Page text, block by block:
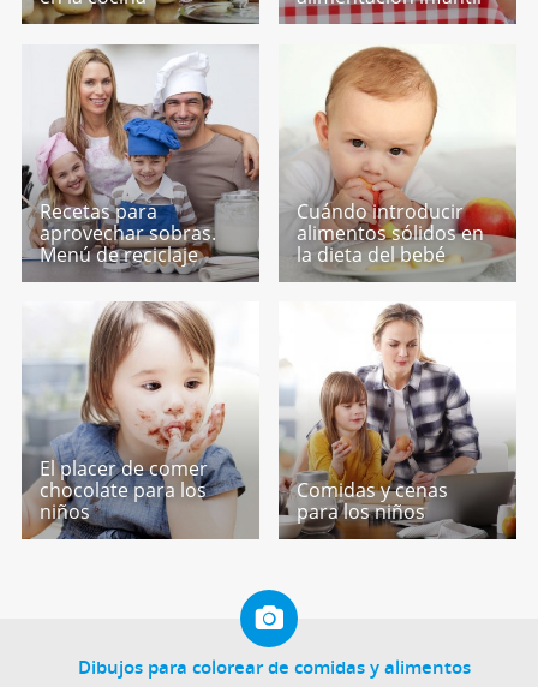
Recetas para
aprovechar sobras.
Menú de reciclaje
Cuándo introducir
alimentos sólidos en
la dieta del bebé
El placer de comer
chocolate para los
niños
Comidas y cenas
para los niños
Dibujos para colorear de comidas y alimentos